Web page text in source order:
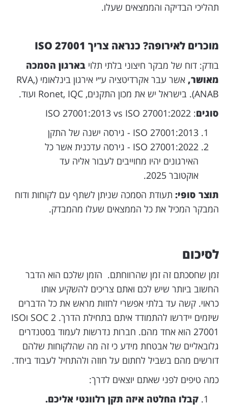
תהליכי הבדיקה והממצאים שעלו.
מוכרים לאירופה? כנראה צריך ISO 27001
בודק: דוח של מבקר חיצוני בלתי תלוי בארגון הסמכה
מאושר,
אשר עבר אקרדיטציה ע״י אירגון בינלאומי (RVA,
ANAB). בישראל יש את מכון התקנים, Ronet, IQC ועוד.
סוגים: ISO 27001:2013 vs ISO 27001:2022
ISO 27001:2013 - גירסה ישנה של התקן
ISO 27001:2022 - גירסה עדכנית אשר כל
האירגונים יהיו מחוייבים לעבור אליה עד
אוקטובר 2025.
תוצר סופי: תעודת הסמכה שניתן לשתף עם לקוחות ודוח
המבקר המכיל את כל הממצאים שעלו מהמבדק.
לסיכום
זמן שחסכתם זה זמן שהרווחתם. הזמן שלכם הוא הדבר
החשוב ביותר שיש לכם ואתם צריכים להשקיע אותו
כראוי. קשה עד בלתי אפשרי לחזות מראש את כל הדברים
שיזמים יידרשו להתמודד איתם בתחילת הדרך. SOC 2 וISO
27001 הוא אחד מהם. חברות נדרשות לעמוד בסטנדרים
גלובאליים של אבטחת מידע כי זה מה שהלקוחות שלהם
דורשים מהם בשביל לחתום על חוזה ולהתחיל לעבוד ביחד.
כמה טיפים לפני שאתם יוצאים לדרך:
קבלו החלטה איזה תקן רלוונטי אליכם.